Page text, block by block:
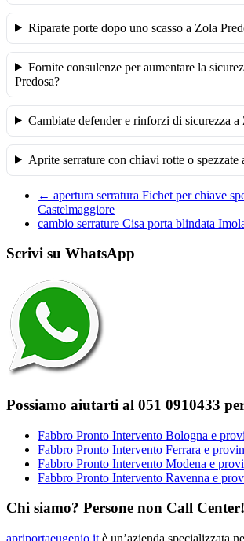
Riparate porte dopo uno scasso a Zola
Fornite consulenze per aumentare la
Predosa?
Cambiate defender e rinforzi di sicurezza a
Aprite serrature con chiavi rotte o spezzate
← apertura serratura Fichet per chiave
Castelmaggiore
cambio serrature Cisa porta blindata
Scrivi su WhatsApp
Possiamo aiutarti al 051 0910433
Fabbro Pronto Intervento Bologna e
Fabbro Pronto Intervento Ferrara e
Fabbro Pronto Intervento Modena e
Fabbro Pronto Intervento Ravenna e
Chi siamo? Persone non Call Center!
apriportaeugenio.it è un’azienda specializzata